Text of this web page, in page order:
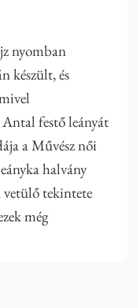
nyomban
készült, és
festő leányát
a Művész női
halvány
vetülő tekintete
még